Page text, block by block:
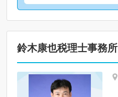
鈴木康也税理士事務所